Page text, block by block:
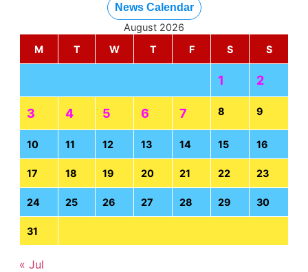
News Calendar
August 2026
M
T W T F S S
1 2
3 4 5 6 7 8 9
10 11 12 13 14 15 16
17 18 19 20 21 22 23
24 25 26 27 28 29 30
31
« Jul